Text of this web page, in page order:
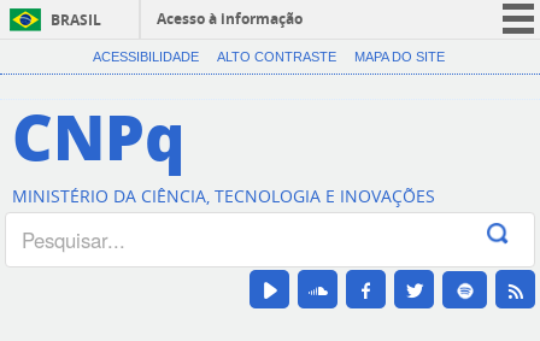
BRASIL
Acesso à informação
CORONAVÍRUS (COVID-19)
Canais
ACESSIBILIDADE ALTO CONTRASTE MAPA DO SITE
CNPq
MINISTÉRIO DA CIÊNCIA, TECNOLOGIA E INOVAÇÕES